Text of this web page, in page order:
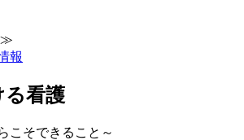
≫
報
る看護
こそできること～